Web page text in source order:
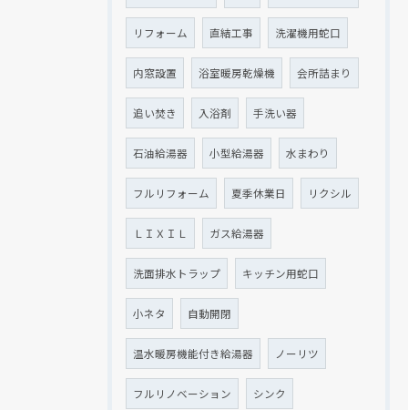
リフォーム 直結工事 洗濯機用蛇口
内窓設置 浴室暖房乾燥機 会所詰まり
追い焚き 入浴剤 手洗い器
石油給湯器 小型給湯器 水まわり
フルリフォーム 夏季休業日 リクシル
ＬＩＸＩＬ ガス給湯器
洗面排水トラップ キッチン用蛇口
小ネタ 自動開閉
温水暖房機能付き給湯器 ノーリツ
フルリノベーション シンク